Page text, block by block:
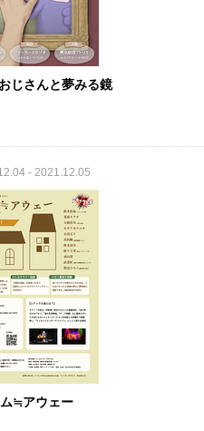
じさんと夢みる鏡
- 2021.12.05
≒アウェー